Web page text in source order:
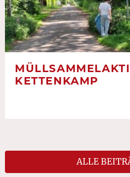
KETTENKAMP
ALLE